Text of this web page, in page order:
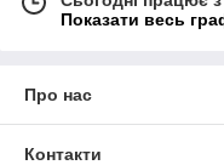
Показати весь
Про нас
Контакти